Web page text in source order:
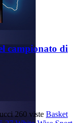
campionato di
260 viste Basket